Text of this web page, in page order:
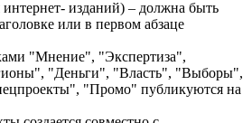
изданий) – должна быть
или в первом абзаце
"Мнение", "Экспертиза",
"Деньги", "Власть", "Выборы",
"Промо" публикуются на